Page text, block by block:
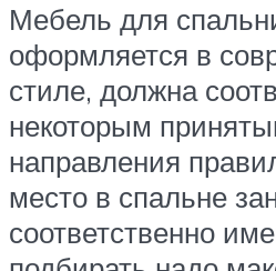
Мебель для
оформляется в
стиле, должна
некоторым
направления
место в спальне
соответственно